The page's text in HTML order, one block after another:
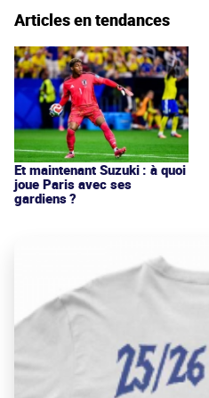
Articles en tendances
Et maintenant Suzuki : à quoi
joue Paris avec ses
gardiens ?